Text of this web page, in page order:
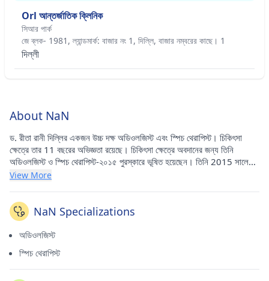
Orl আন্তর্জাতিক ক্লিনিক
সিআর পার্ক
জে ব্লক- 1981, ল্যান্ডমার্ক: বাজার নং 1, দিল্লি, বাজার নম্বরের কাছে। 1
দিল্লী
About NaN
ড. রীতা রানী দিল্লির একজন উচ্চ দক্ষ অডিওলজিস্ট এবং স্পিচ থেরাপিস্ট। চিকিৎসা
ক্ষেত্রে তার 11 বছরের অভিজ্ঞতা রয়েছে। চিকিৎসা ক্ষেত্রে অবদানের জন্য তিনি
অডিওলজিস্ট ও স্পিচ থেরাপিস্ট-২০১৫ পুরস্কারে ভূষিত হয়েছেন। তিনি 2015 সালে
ওসমানিয়া বিশ্ববিদ্যালয় থেকে এমএএসএলপি করেছেন, 2015 সালে আলী ইয়াভার জং
এবং হায়দ্রাবাদ থেকে বিএসসি - স্পিচ অ্যান্ড হিয়ারিং করেছেন। 2013 সালে। তিনি
রিহ্যাবিলিটেশন কাউন্সিল অফ ইন্ডিয়া (RCI) এর একজন সম্মানিত সদস্য।
View More
NaN Specializations
অডিওলজিস্ট
স্পিচ থেরাপিস্ট